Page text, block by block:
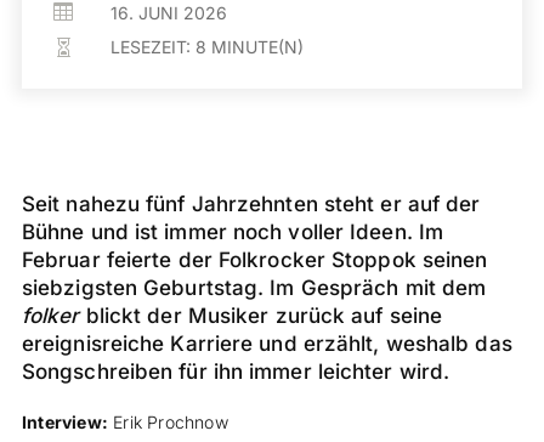
 16. JUNI 2026
 LESEZEIT: 8 MINUTE(N)
Seit nahezu fünf Jahrzehnten steht er auf der
Bühne und ist immer noch voller Ideen. Im
Februar feierte der Folkrocker Stoppok seinen
siebzigsten Geburtstag. Im Gespräch mit dem
folkerblickt der Musiker zurück auf seine
ereignisreiche Karriere und erzählt, weshalb das
Songschreiben für ihn immer leichter wird.
Interview: Erik Prochnow